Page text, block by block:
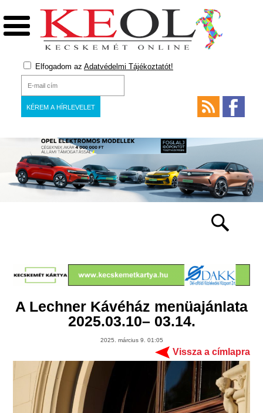
Elfogadom az Adatvédelmi Tájékoztatót!
A Lechner Kávéház menüajánlata
2025.03.10– 03.14.
2025. március 9. 01:05
Vissza a címlapra